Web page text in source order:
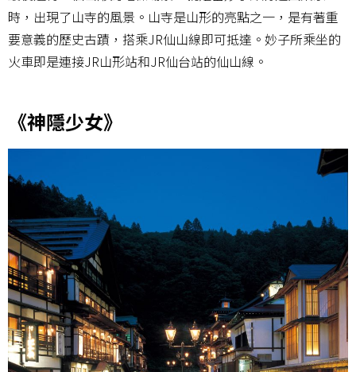
時，出現了山寺的風景。山寺是山形的亮點之一，是有著重
要意義的歷史古蹟，搭乘JR仙山線即可抵達。妙子所乘坐的
火車即是連接JR山形站和JR仙台站的仙山線。
《神隱少女》